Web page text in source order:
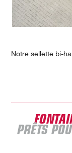
Notre sellette bi-
PRÊTS